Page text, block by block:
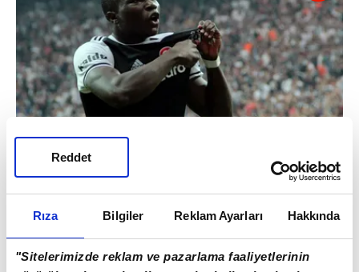
Rıza Bilgiler Reklam Ayarları Hakkında
"Sitelerimizde reklam ve pazarlama faaliyetlerinin
Reddet
SÖZLEŞMESİNİN BİTİMİNE 1 YIL KALA...
Portolu yöneticiler de, Aboubakar'ın